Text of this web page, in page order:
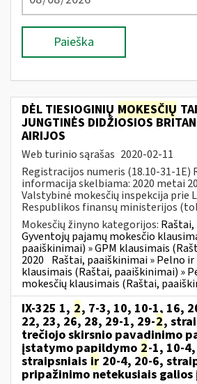
Paieška
DĖL TIESIOGINIŲ MOKESČIŲ
JUNGTINĖS DIDŽIOSIOS
AIRIJOS
Web turinio sąrašas 2020-02-11
Registracijos numeris (18.10-31-1E)
informacija skelbiama: 2020 metai
Valstybinė mokesčių inspekcija prie
Respublikos finansų ministerijos
Mokesčių žinyno kategorijos:
Gyventojų pajamų mokesčio
paaiškinimai) » GPM klausimais
2020 Raštai, paaiškinimai » Pelno
klausimais (Raštai, paaiškinimai) »
mokesčių klausimais (Raštai,
IX-325 1, 2, 7-3, 10, 10-1, 16,
22, 23, 26, 28, 29-1, 29-2,
trečiojo skirsnio pavadinimo
įstatymo papildymo 2-1, 10-
straipsniais ir 20-4, 20-6,
pripažinimo netekusiais